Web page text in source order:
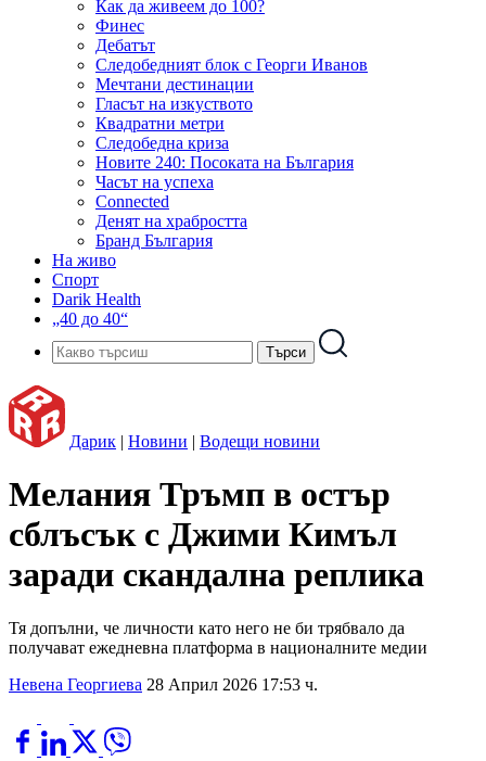
Как да живеем до 100?
Финес
Дебатът
Следобедният блок с Георги Иванов
Мечтани дестинации
Гласът на изкуството
Квадратни метри
Следобедна криза
Новите 240: Посоката на България
Часът на успеха
Connected
Денят на храбростта
Бранд България
На живо
Спорт
Darik Health
„40 до 40“
Дарик | Новини | Водещи новини
Мелания Тръмп в остър
сблъсък с Джими Кимъл
заради скандална реплика
Тя допълни, че личности като него не би трябвало да
получават ежедневна платформа в националните медии
Невена Георгиева 28 Април 2026 17:53 ч.